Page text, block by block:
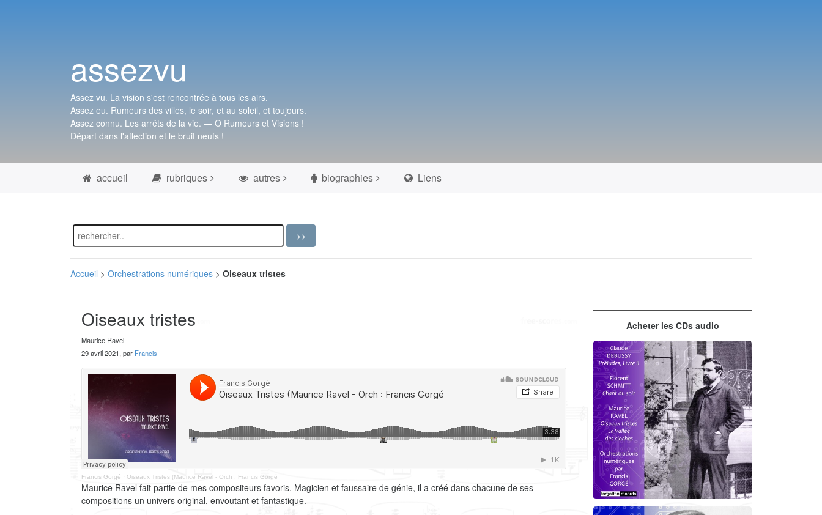
assezvu
Assez vu. La vision s'est rencontrée à tous les airs.
Assez eu. Rumeurs des villes, le soir, et au soleil, et toujours.
Assez connu. Les arrêts de la vie. — Ô Rumeurs et Visions !
Départ dans l'affection et le bruit neufs !
accueil rubriques autres biographies Liens
Accueil >Orchestrations numériques >Oiseaux tristes
Oiseaux tristes
Maurice Ravel
29 avril 2021, par Francis
Francis Gorgé ·Oiseaux Tristes (Maurice Ravel - Orch : Francis Gorgé
Maurice Ravel fait partie de mes compositeurs favoris. Magicien et faussaire de génie, il a créé dans chacune de ses
compositions un univers original, envoutant et fantastique.
Acheter les CDs audio